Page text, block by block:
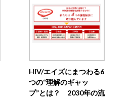
HIV/エイズにまつわる6
つの“理解のギャッ
プ”とは？ 2030年の流